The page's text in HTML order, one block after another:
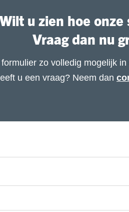
Wilt u zien hoe
Vraag dan nu
zo volledig mogelijk
u een vraag? Neem dan